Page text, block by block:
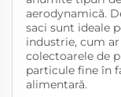
aerodynamică.
saci sunt ideale
industrie, cum
colectoarele de
particule fine în
alimentară.